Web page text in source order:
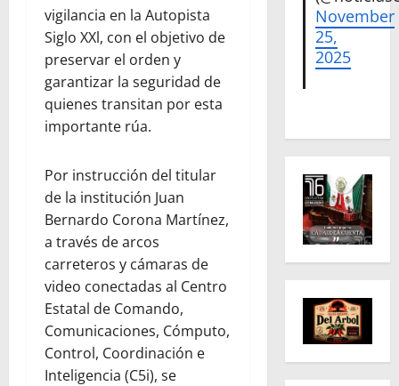
vigilancia en la Autopista
Siglo XXl, con el objetivo de
preservar el orden y
garantizar la seguridad de
quienes transitan por esta
importante rúa.
Por instrucción del titular
de la institución Juan
Bernardo Corona Martínez,
a través de arcos
carreteros y cámaras de
video conectadas al Centro
Estatal de Comando,
Comunicaciones, Cómputo,
Control, Coordinación e
Inteligencia (C5i), se
November
25,
2025